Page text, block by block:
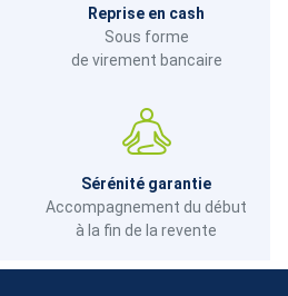
Reprise en cash
Sous forme
de virement bancaire
Sérénité garantie
Accompagnement du début
à la fin de la revente